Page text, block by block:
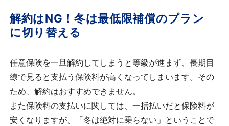
解約はNG！冬は最低限補償のプラン
に切り替える
任意保険を一旦解約してしまうと等級が進まず、長期目
線で見ると支払う保険料が高くなってしまいます。その
ため、解約はおすすめできません。
また保険料の支払いに関しては、一括払いだと保険料が
安くなりますが、「冬は絶対に乗らない」ということで